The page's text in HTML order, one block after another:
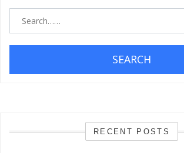
SEARCH
RECENT POSTS